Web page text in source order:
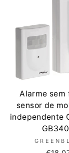
Alarme sem
sensor de
independente